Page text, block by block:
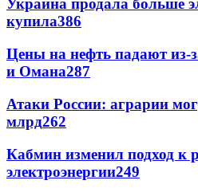
Украина продала больше
купила386
Цены на нефть падают из-
и Омана287
Атаки России: аграрии
млрд262
Кабмин изменил подход к
электроэнергии249